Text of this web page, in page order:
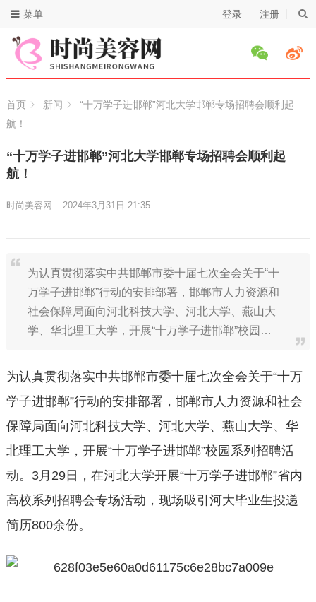
登录 注册
菜单
首页 新闻
“十万学子进邯郸”河北大学邯郸专场招聘会顺利起
航！
“十万学子进邯郸”河北大学邯郸专场招聘会顺利起
航！
时尚美容网 2024年3月31日 21:35
为认真贯彻落实中共邯郸市委十届七次全会关于“十
万学子进邯郸”行动的安排部署，邯郸市人力资源和
社会保障局面向河北科技大学、河北大学、燕山大
学、华北理工大学，开展“十万学子进邯郸”校园…
为认真贯彻落实中共邯郸市委十届七次全会关于“十万
学子进邯郸”行动的安排部署，邯郸市人力资源和社会
保障局面向河北科技大学、河北大学、燕山大学、华
北理工大学，开展“十万学子进邯郸”校园系列招聘活
动。3月29日，在河北大学开展“十万学子进邯郸”省内
高校系列招聘会专场活动，现场吸引河大毕业生投递
简历800余份。